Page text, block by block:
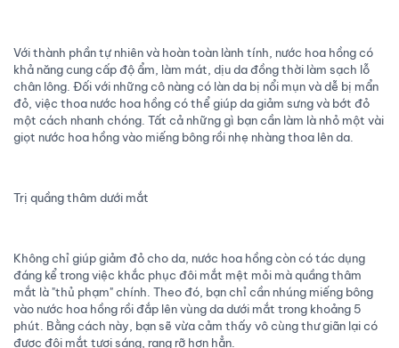
Với thành phần tự nhiên và hoàn toàn lành tính, nước hoa hồng có
khả năng cung cấp độ ẩm, làm mát, dịu da đồng thời làm sạch lỗ
chân lông. Đối với những cô nàng có làn da bị nổi mụn và dễ bị mẩn
đỏ, việc thoa nước hoa hồng có thể giúp da giảm sưng và bớt đỏ
một cách nhanh chóng. Tất cả những gì bạn cần làm là nhỏ một vài
giọt nước hoa hồng vào miếng bông rồi nhẹ nhàng thoa lên da.
Trị quầng thâm dưới mắt
Không chỉ giúp giảm đỏ cho da, nước hoa hồng còn có tác dụng
đáng kể trong việc khắc phục đôi mắt mệt mỏi mà quầng thâm
mắt là "thủ phạm" chính. Theo đó, bạn chỉ cần nhúng miếng bông
vào nước hoa hồng rồi đắp lên vùng da dưới mắt trong khoảng 5
phút. Bằng cách này, bạn sẽ vừa cảm thấy vô cùng thư giãn lại có
được đôi mắt tươi sáng, rạng rỡ hơn hẳn.